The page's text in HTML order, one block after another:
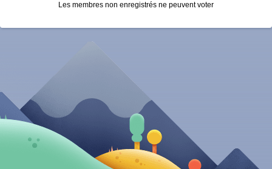
Les membres non enregistrés ne peuvent voter